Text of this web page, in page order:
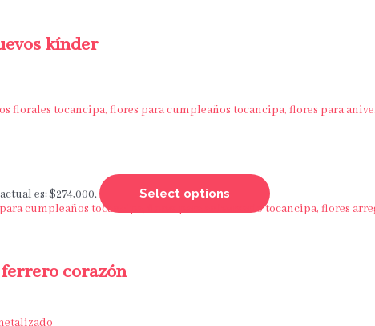
kínder
es: $274,000. Select options
corazón